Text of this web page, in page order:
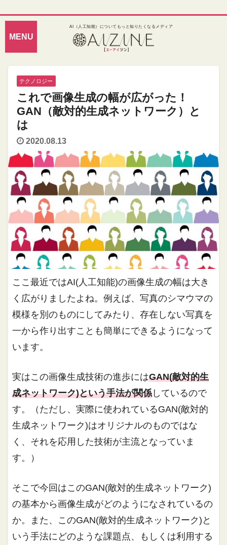
AI（人工知能）についてもっと知りたくなるメディア
テクノロジー
これで画像生成の幅が広がった！
GAN（敵対的生成ネットワーク）と
は
2020.08.13
ここ最近ではAI(人工知能)の画像生成の幅は大き
く広がりましたよね。例えば、写真のシマウマの
模様を別のものにしてみたり、存在しない写真を
一から作り出すことも簡単にできるようになって
います。
実はこの画像生成技術の進歩にはGAN(敵対的生
成ネットワーク)という手法が関係 しているので
す。（ただし、実際に使われているGAN(敵対的
生成ネットワーク)はオリジナルのものではな
く、それを応用した技術が主流となっていま
す。）
そこで今回はこのGAN(敵対的生成ネットワーク)
の基本から画像生成がどのようになされているの
か。また、このGAN(敵対的生成ネットワーク)と
いう手法にどのような課題点、もしくは利用する